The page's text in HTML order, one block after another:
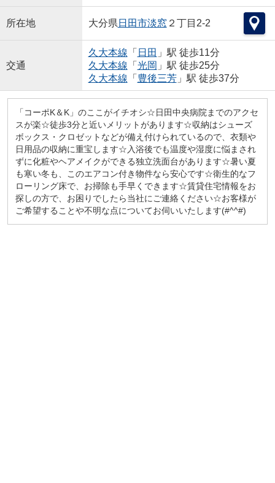
所在地 大分県 日田市淡窓 ２丁目2-2
交通
久大本線 「 日田 」駅 徒歩11分
久大本線 「 光岡 」駅 徒歩25分
久大本線 「 豊後三芳」駅 徒歩37分
「コーポK＆K」のここがイチオシ☆日田中央病院までのアクセ
スが楽☆徒歩3分と近いメリットがあります☆収納はシューズ
ボックス・クロゼットなどが備え付けられているので、衣類や
日用品の収納に重宝します☆入浴後でも温度や湿度に悩まされ
ずに化粧やヘアメイクができる独立洗面台があります☆暑い夏
も寒い冬も、このエアコン付き物件なら安心です☆衛生的なフ
ローリング床で、お掃除も手早くできます☆賃貸住宅情報をお
探しの方で、お困りでしたら当社にご連絡ください☆お客様が
ご希望することや不明な点についてお伺いいたします(#^^#)